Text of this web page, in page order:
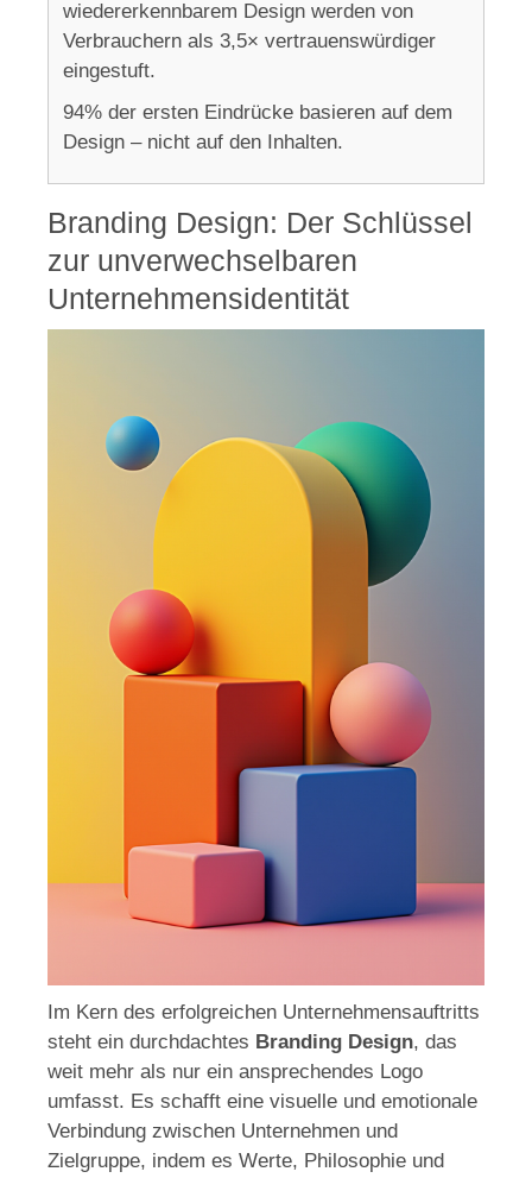
wiedererkennbarem Design werden von
Verbrauchern als 3,5× vertrauenswürdiger
eingestuft.
94% der ersten Eindrücke basieren auf dem
Design – nicht auf den Inhalten.
Branding Design: Der Schlüssel
zur unverwechselbaren
Unternehmensidentität
Im Kern des erfolgreichen Unternehmensauftritts
steht ein durchdachtes Branding Design, das
weit mehr als nur ein ansprechendes Logo
umfasst. Es schafft eine visuelle und emotionale
Verbindung zwischen Unternehmen und
Zielgruppe, indem es Werte, Philosophie und